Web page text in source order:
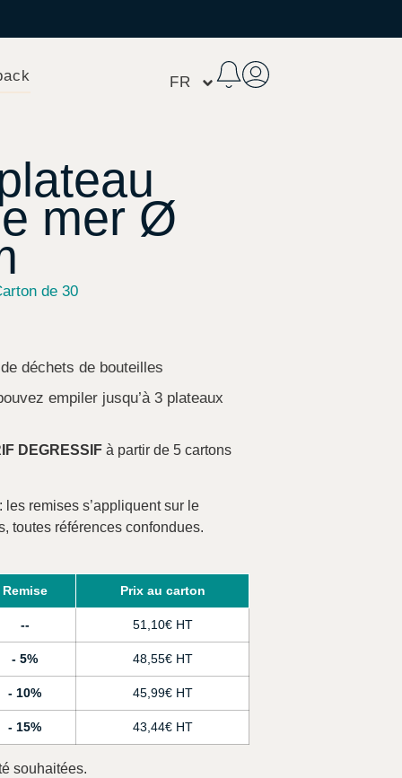
FR
mer Ø
de 30
déchets de bouteilles
empiler jusqu’à 3 plateaux
DEGRESSIF à partir de 5 cartons
les remises s’appliquent sur le
toutes références confondues.
Remise Prix au carton
- 51,10€
5% 48,55€
10% 45,99€
15% 43,44€
souhaitées.